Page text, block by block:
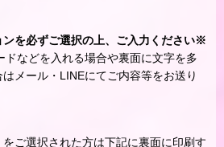
を必ずご選択の上、ご入力ください※
ドなどを入れる場合や裏面に文字を多
メール・LINEにてご内容等をお送り
をご選択された方は下記に裏面に印刷す